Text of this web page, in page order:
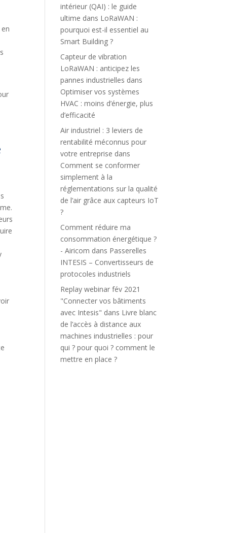
intérieur (QAI) : le guide
ultime dans LoRaWAN :
pourquoi est-il essentiel au
Smart Building ?
Capteur de vibration
LoRaWAN : anticipez les
pannes industrielles dans
Optimiser vos systèmes
HVAC : moins d’énergie, plus
d’efficacité
Air industriel : 3 leviers de
rentabilité méconnus pour
votre entreprise dans
Comment se conformer
simplement à la
réglementations sur la qualité
de l’air grâce aux capteurs IoT
?
Comment réduire ma
consommation énergétique ?
- Airicom dans Passerelles
INTESIS – Convertisseurs de
protocoles industriels
Replay webinar fév 2021
"Connecter vos bâtiments
avec Intesis" dans Livre blanc
de l’accès à distance aux
machines industrielles : pour
qui ? pour quoi ? comment le
mettre en place ?